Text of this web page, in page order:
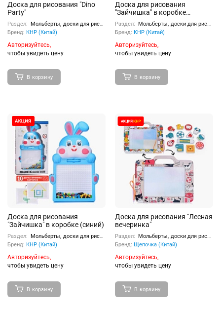
Доска для рисования "Dino
Party"
Раздел:
Мольберты, доски для рисования
Бренд: КНР (Китай)
Авторизуйтесь,
чтобы увидеть цену
В корзину
Доска для рисования
"Зайчишка" в коробке
(розовый)
Раздел:
Мольберты, доски для рисования
Бренд: КНР (Китай)
Авторизуйтесь,
чтобы увидеть цену
В корзину
Доска для рисования
"Зайчишка" в коробке (синий)
Раздел:
Мольберты, доски для рисования
Бренд: КНР (Китай)
Авторизуйтесь,
чтобы увидеть цену
В корзину
Доска для рисования "Лесная
вечеринка"
Раздел:
Мольберты, доски для рисования
Бренд: Щепочка (Китай)
Авторизуйтесь,
чтобы увидеть цену
В корзину